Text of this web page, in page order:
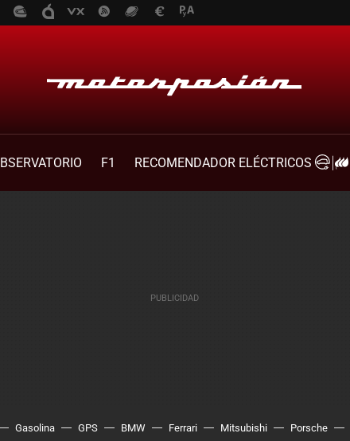
F1
RECOMENDADOR ELÉCTRICOS
Gasolina GPS BMW Ferrari Mitsubishi Porsche